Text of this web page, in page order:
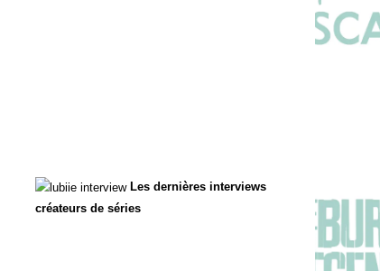
Les dernières interviews
créateurs de séries